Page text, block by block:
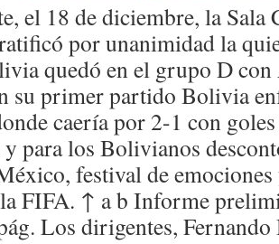
el 18 de diciembre, la
por unanimidad la
quedó en el grupo D
su primer partido Bolivia
caería por 2-1 con
y para los Bolivianos
festival de
FIFA. ↑ a b Informe
Los dirigentes,